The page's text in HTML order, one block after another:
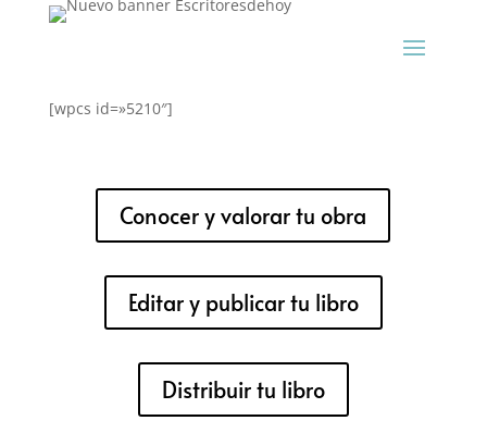
[wpcs id=»5210″]
Conocer y valorar tu obra
Editar y publicar tu libro
Distribuir tu libro